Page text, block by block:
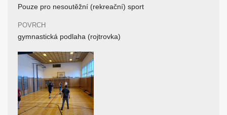
Pouze pro nesoutěžní (rekreační) sport
POVRCH
gymnastická podlaha (rojtrovka)